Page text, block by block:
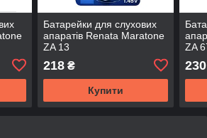
Батарейки для слухових
апаратів Renata Maratone
ZA 13
218₴
Купити
ZA
230